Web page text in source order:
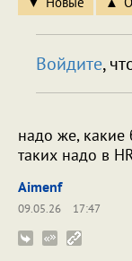
Войдите,
надо же,
таких надо в
Aimenf
09.05.26
17:47